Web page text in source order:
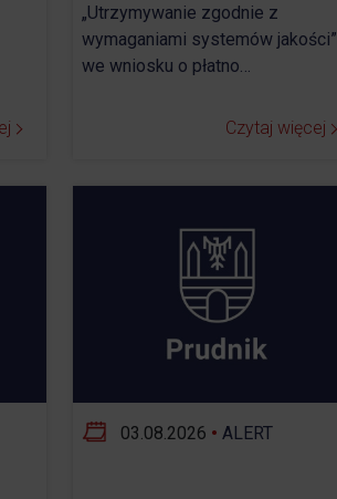
„Utrzymywanie zgodnie z
wymaganiami systemów jakości”
we wniosku o płatno…
Czytaj więcej
03.08.2026 • ALERT